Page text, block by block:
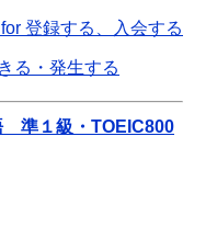
登録する、入会する
る・発生する
準１級・TOEIC800